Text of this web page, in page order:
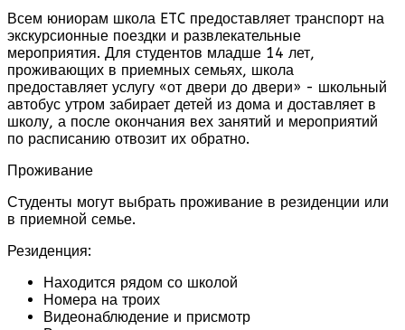
Всем юниорам школа ETC предоставляет транспорт на
экскурсионные поездки и развлекательные
мероприятия. Для студентов младше 14 лет,
проживающих в приемных семьях, школа
предоставляет услугу «от двери до двери» - школьный
автобус утром забирает детей из дома и доставляет в
школу, а после окончания вех занятий и мероприятий
по расписанию отвозит их обратно.
Проживание
Студенты могут выбрать проживание в резиденции или
в приемной семье.
Резиденция:
Находится рядом со школой
Номера на троих
Видеонаблюдение и присмотр